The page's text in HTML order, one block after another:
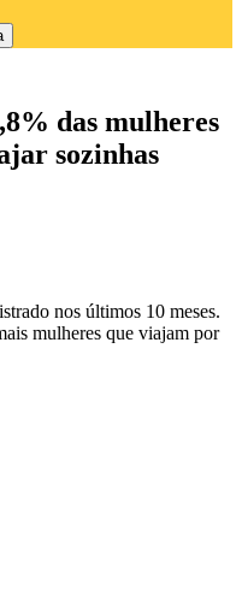
das mulheres
sozinhas
nos últimos 10 meses.
mulheres que viajam por